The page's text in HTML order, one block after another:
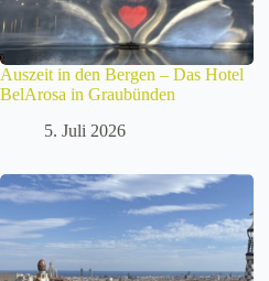
Auszeit in den Bergen – Das Hotel
BelArosa in Graubünden
5. Juli 2026